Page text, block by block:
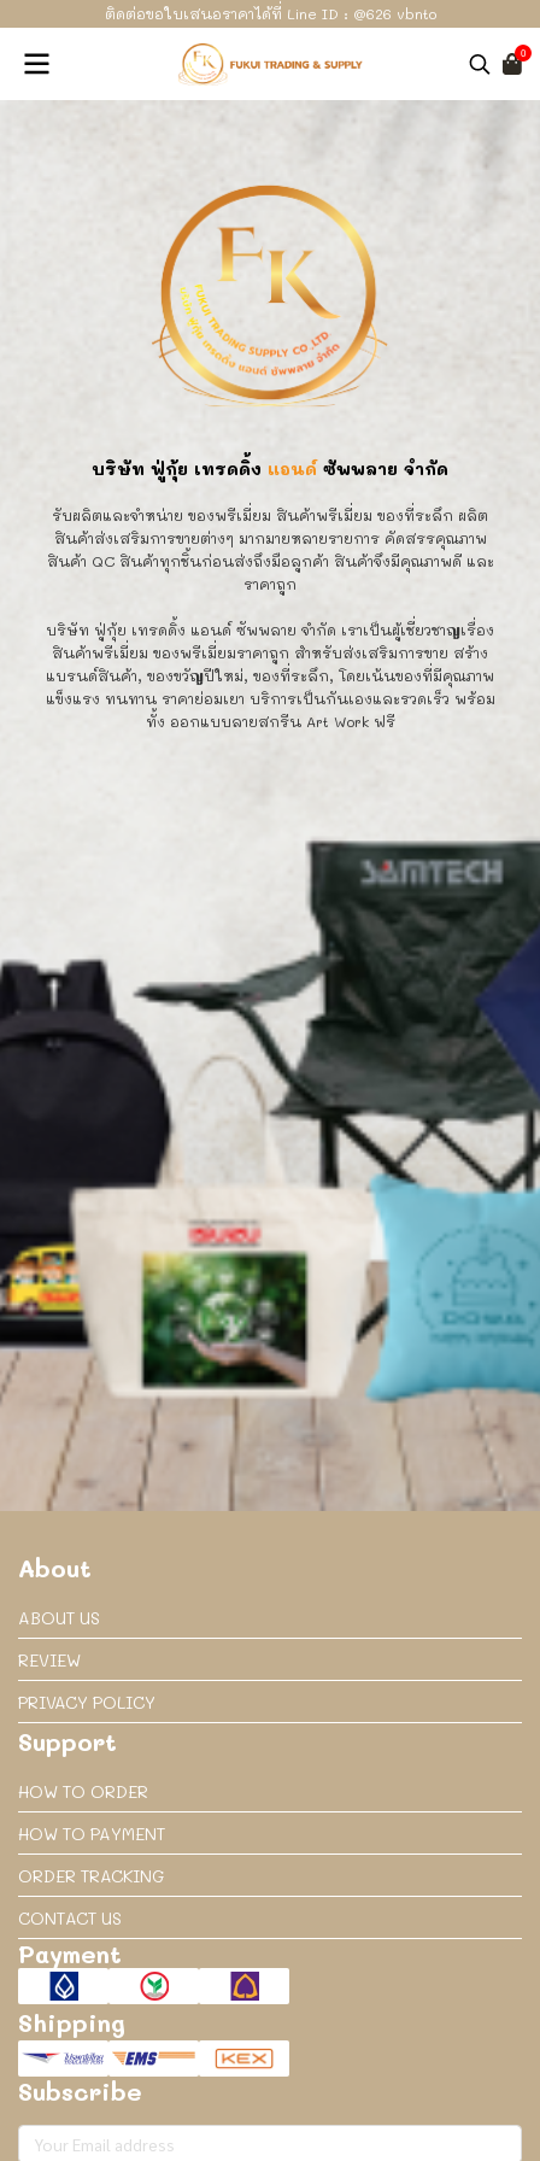
ติดต่อขอใบเสนอราคาได้ที่ Line ID : @626 vbnto
0
บริษัท ฟู่กุ้ย เทรดดิ้ง แอนด์ ซัพพลาย จำกัด
รับผลิตและจำหน่าย ของพรีเมี่ยม สินค้าพรีเมี่ยม ของที่ระลึก ผลิต
สินค้าส่งเสริมการขายต่างๆ มากมายหลายรายการ คัดสรรคุณภาพ
สินค้า QC สินค้าทุกชิ้นก่อนส่งถึงมือลูกค้า สินค้าจึงมีคุณภาพดี และ
ราคาถูก
บริษัท ฟู่กุ้ย เทรดดิ้ง แอนด์ ซัพพลาย จำกัด เราเป็นผู้เชี่ยวชาญเรื่อง
สินค้าพรีเมี่ยม ของพรีเมี่ยมราคาถูก สำหรับส่งเสริมการขาย สร้าง
แบรนด์สินค้า, ของขวัญปีใหม่, ของที่ระลึก, โดยเน้นของที่มีคุณภาพ
แข็งแรง ทนทาน ราคาย่อมเยา บริการเป็นกันเองและรวดเร็ว พร้อม
ทั้ง ออกแบบลายสกรีน Art Work ฟรี
About
ABOUT US
REVIEW
PRIVACY POLICY
Support
HOW TO ORDER
HOW TO PAYMENT
ORDER TRACKING
CONTACT US
Payment
Shipping
Subscribe